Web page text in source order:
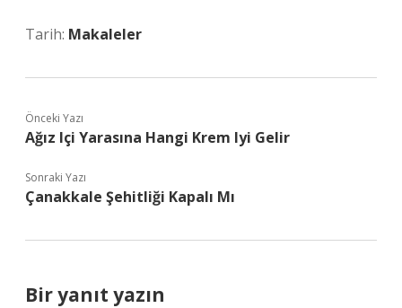
Tarih: Makaleler
Önceki Yazı
Ağız Içi Yarasına Hangi Krem Iyi Gelir
Sonraki Yazı
Çanakkale Şehitliği Kapalı Mı
Bir yanıt yazın